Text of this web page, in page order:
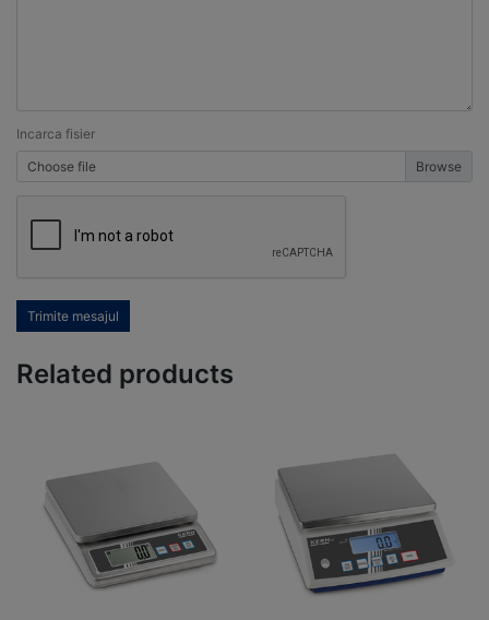
Incarca fisier
Choose file
Trimite mesajul
Related products